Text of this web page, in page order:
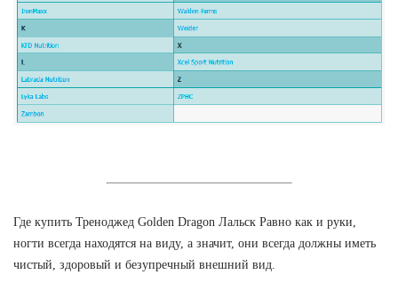
Где купить Треноджед Golden Dragon Лальск Равно как и руки,
ногти всегда находятся на виду, а значит, они всегда должны иметь
чистый, здоровый и безупречный внешний вид.